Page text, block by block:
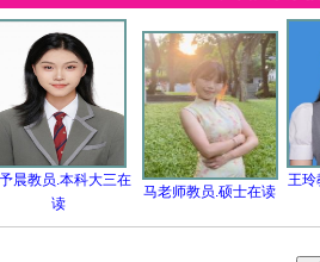
晨教员.本科大三在
读
马老师教员.硕士在读
王玲